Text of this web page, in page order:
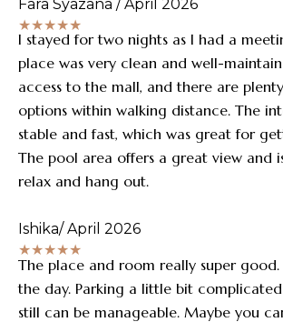
Fara Syazana / April 2026
★★★★★
I stayed for two nights as I had a
place was very clean and well-
access to the mall, and there are
options within walking distance. The
stable and fast, which was great for
The pool area offers a great view and
relax and hang out.
Ishika/ April 2026
★★★★★
The place and room really super
the day. Parking a little bit complicated
still can be manageable. Maybe you